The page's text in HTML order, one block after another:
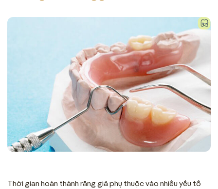
Thời gian hoàn thành răng giả phụ thuộc vào nhiều yếu tố